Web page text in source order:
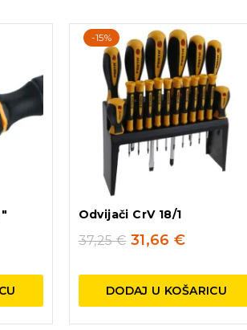
-15%
Odvijači CrV 18/1
37,25€ 31,66€
DODAJ U KOŠARICU